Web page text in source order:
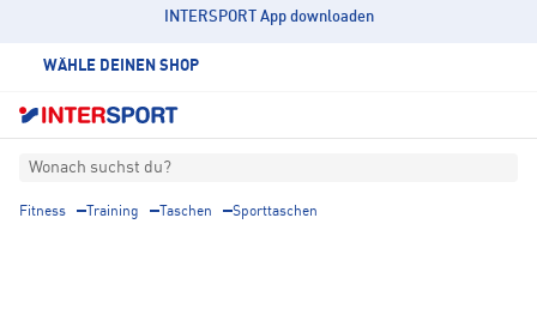
INTERSPORT App downloaden
WÄHLE DEINEN SHOP
Wonach suchst du?
Fitness Training Taschen Sporttaschen